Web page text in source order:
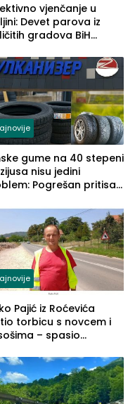
vjenčanje u
Devet parova iz
gradova BiH
gume na 40 stepeni
nisu jedini
Pogrešan pritisak
Pajić iz Roćevića
torbicu s novcem i
– spasio